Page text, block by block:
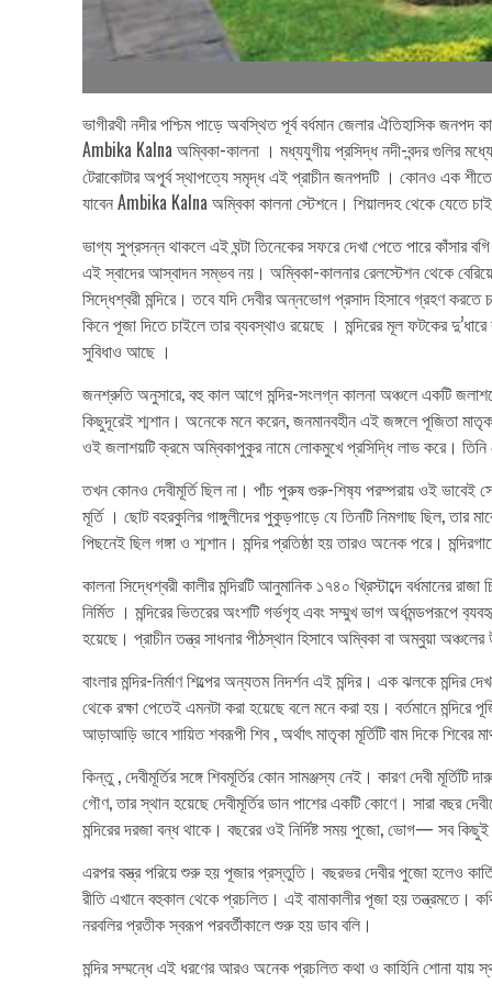
ভাগীরথী নদীর পশ্চিম পাড়ে অবস্থিত পূর্ব বর্ধমান জেলার ঐতিহাসিক
Ambika Kalna অম্বিকা-কালনা । মধ্যযুগীয় প্রসিদ্ধ নদী-বন্দর গুলির
টেরাকোটার অপূ্র্ব স্থাপত্যে সমৃদ্ধ এই প্রাচীন জনপদটি । কোনও এক
যাবেন Ambika Kalna অম্বিকা কালনা স্টেশনে। শিয়ালদহ থেকে যেতে
ভাগ্য সুপ্রসন্ন থাকলে এই ঘন্টা তিনেকের সফরে দেখা পেতে পারে কাঁসার
এই স্বাদের আস্বাদন সম্ভব নয়। অম্বিকা-কালনার রেলস্টেশন থেকে
সিদ্ধেশ্বরী মন্দিরে। তবে যদি দেবীর অন্নভোগ প্রসাদ হিসাবে গ্রহণ
কিনে পূজা দিতে চাইলে তার ব্যবস্থাও রয়েছে । মন্দিরের মূল ফটকের
সুবিধাও আছে ।
জনশ্রুতি অনুসারে, বহু কাল আগে মন্দির-সংলগ্ন কালনা অঞ্চলে একটি
কিছুদূরেই শ্মশান। অনেকে মনে করেন, জনমানবহীন এই জঙ্গলে পূজিতা
ওই জলাশয়টি ক্রমে অম্বিকাপুকুর নামে লোকমুখে প্রসিদ্ধি লাভ করে। তিনি
তখন কোনও দেবীমূর্তি ছিল না। পাঁচ পুরুষ গুরু-শিষ‍্য পরম্পরায় ওই ভাবেই
মূর্তি । ছোট বহরকুলির গাঙ্গুলীদের পুকুড়পাড়ে যে তিনটি নিমগাছ ছিল, তার
পিছনেই ছিল গঙ্গা ও শ্মশান। মন্দির প্রতিষ্ঠা হয় তারও অনেক পরে।
কালনা সিদ্ধেশ্বরী কালীর মন্দিরটি আনুমানিক ১৭৪০ খ্রিস্টাব্দে বর্ধমানের
নির্মিত । মন্দিরের ভিতরের অংশটি গর্ভগৃহ এবং সম্মুখ ভাগ অর্ধমন্ডপরূপে
হয়েছে। প্রাচীন তন্ত্র সাধনার পীঠস্থান হিসাবে অম্বিকা বা অম্বুয়া
বাংলার মন্দির-নির্মাণ শিল্পের অন্যতম নিদর্শন এই মন্দির। এক ঝলকে
থেকে রক্ষা পেতেই এমনটা করা হয়েছে বলে মনে করা হয়। বর্তমানে মন্দিরে
আড়াআড়ি ভাবে শায়িত শবরূপী শিব , অর্থাৎ মাতৃকা মূর্তিটি বাম দিকে শিবের
কিন্তু , দেবীমূর্তির সঙ্গে শিবমূর্তির কোন সামঞ্জস্য নেই। কারণ দেবী
গৌণ, তার স্থান হয়েছে দেবীমূর্তির ডান পাশের একটি কোণে। সারা বছর
মন্দিরের দরজা বন্ধ থাকে। বছরের ওই নির্দিষ্ট সময় পুজো, ভোগ— সব কিছুই
এরপর বস্ত্র পরিয়ে শুরু হয় পূজার প্রস্তুতি। বছরভর দেবীর পুজো হলেও
রীতি এখানে বহুকাল থেকে প্রচলিত। এই বামাকালীর পূজা হয় তন্ত্রমতে।
নরবলির প্রতীক স্বরূপ পরবর্তীকালে শুরু হয় ডাব বলি।
মন্দির সম্মন্ধে এই ধরণের আরও অনেক প্রচলিত কথা ও কাহিনি শোনা যায়